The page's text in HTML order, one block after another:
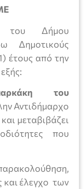
του Δήμου
Δημοτικούς
έτους από την
του
Αντιδήμαρχο
μεταβιβάζει
που
και έλεγχο των